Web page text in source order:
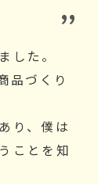
した。
品づくり
り、僕は
ことを知